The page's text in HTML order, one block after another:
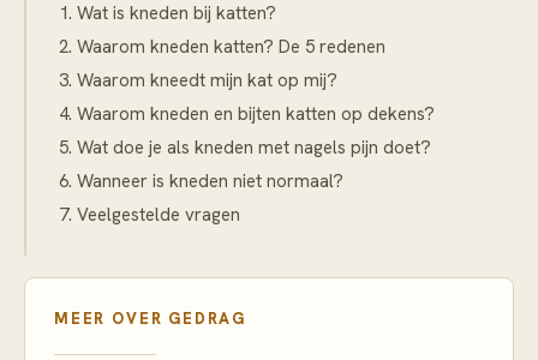
Wat is kneden bij katten?
Waarom kneden katten? De 5 redenen
Waarom kneedt mijn kat op mij?
Waarom kneden en bijten katten op dekens?
Wat doe je als kneden met nagels pijn doet?
Wanneer is kneden niet normaal?
Veelgestelde vragen
MEER OVER GEDRAG